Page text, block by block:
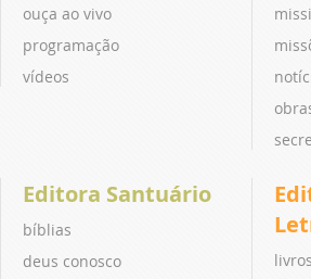
ouça ao vivo
programação
vídeos
Editora Santuário
bíblias
deus conosco
livros